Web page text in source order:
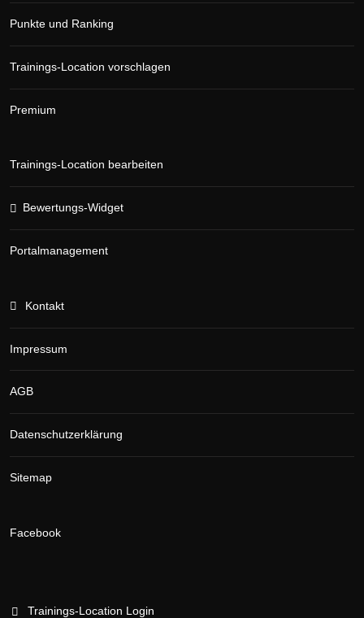
Punkte und Ranking
Trainings-Location vorschlagen
Premium
Trainings-Location bearbeiten
Bewertungs-Widget
Portalmanagement
Kontakt
Impressum
AGB
Datenschutzerklärung
Sitemap
Facebook
Trainings-Location Login